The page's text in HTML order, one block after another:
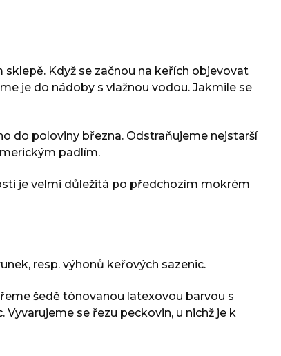
Když se začnou na keřích objevovat
je do nádoby s vlažnou vodou. Jakmile se
do poloviny března. Odstraňujeme nejstarší
padlím.
je velmi důležitá po předchozím mokrém
resp. výhonů keřových sazenic.
šedě tónovanou latexovou barvou s
se řezu peckovin, u nichž je k